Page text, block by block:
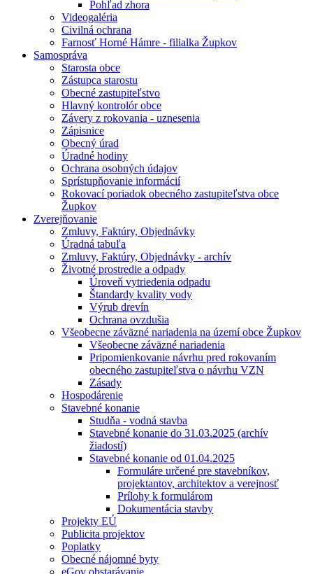
Pohľad zhora
Videogaléria
Civilná ochrana
Farnosť Horné Hámre - filialka Župkov
Samospráva
Starosta obce
Zástupca starostu
Obecné zastupiteľstvo
Hlavný kontrolór obce
Závery z rokovania - uznesenia
Zápisnice
Obecný úrad
Úradné hodiny
Ochrana osobných údajov
Sprístupňovanie informácií
Rokovací poriadok obecného zastupiteľstva obce
Župkov
Zverejňovanie
Zmluvy, Faktúry, Objednávky
Úradná tabuľa
Zmluvy, Faktúry, Objednávky - archív
Životné prostredie a odpady
Úroveň vytriedenia odpadu
Štandardy kvality vody
Výrub drevín
Ochrana ovzdušia
Všeobecne záväzné nariadenia na území obce Župkov
Všeobecne záväzné nariadenia
Pripomienkovanie návrhu pred rokovaním
obecného zastupiteľstva o návrhu VZN
Zásady
Hospodárenie
Stavebné konanie
Studňa - vodná stavba
Stavebné konanie do 31.03.2025 (archív
žiadostí)
Stavebné konanie od 01.04.2025
Formuláre určené pre stavebníkov,
projektantov, architektov a verejnosť
Prílohy k formulárom
Dokumentácia stavby
Projekty EÚ
Publicita projektov
Poplatky
Obecné nájomné byty
eGov obstarávanie